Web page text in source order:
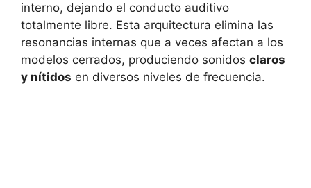
interno, dejando el conducto auditivo
totalmente libre. Esta arquitectura elimina las
resonancias internas que a veces afectan a los
modelos cerrados, produciendo sonidos claros
y nítidos en diversos niveles de frecuencia.